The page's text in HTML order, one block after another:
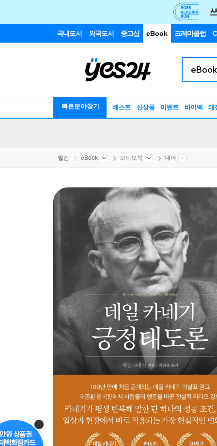
국내도서 외국도서 중고샵 eBook 크레마클럽
빠른분야찾기 베스트 신상품 이벤트 바이백 매
웰컴 eBook 오디오북 대여